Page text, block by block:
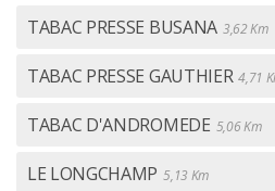
TABAC PRESSE BUSANA 3,62 Km
TABAC PRESSE GAUTHIER 4,71
TABAC D'ANDROMEDE 5,06 Km
LE LONGCHAMP 5,13 Km